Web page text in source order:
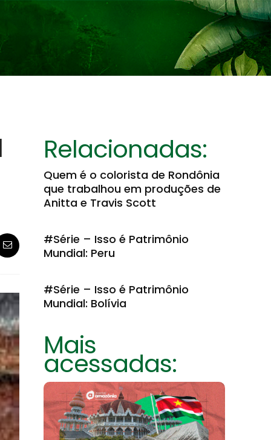
Relacionadas:
Quem é o colorista de Rondônia
que trabalhou em produções de
Anitta e Travis Scott
#Série – Isso é Patrimônio
Mundial: Peru
#Série – Isso é Patrimônio
Mundial: Bolívia
Mais
acessadas: